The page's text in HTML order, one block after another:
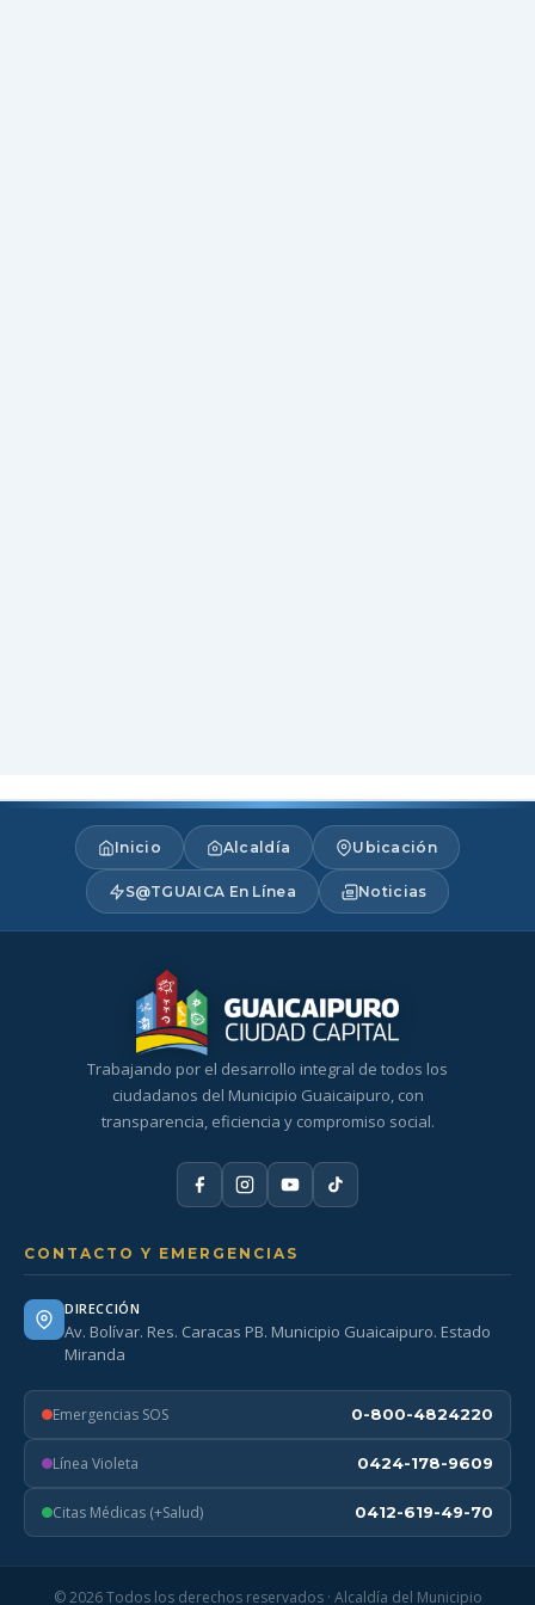
Inicio Alcaldía Ubicación
S@TGUAICA En Línea Noticias
Trabajando por el desarrollo integral de todos los
ciudadanos del Municipio Guaicaipuro, con
transparencia, eficiencia y compromiso social.
CONTACTO Y EMERGENCIAS
DIRECCIÓN
Av. Bolívar. Res. Caracas PB. Municipio Guaicaipuro. Estado
Miranda
Emergencias SOS 0-800-4824220
Línea Violeta 0424-178-9609
Citas Médicas (+Salud) 0412-619-49-70
© 2026 Todos los derechos reservados · Alcaldía del Municipio